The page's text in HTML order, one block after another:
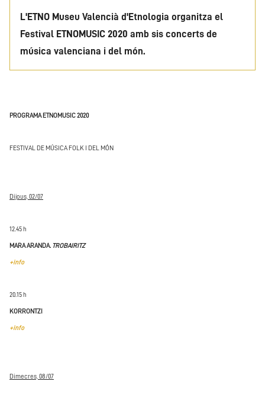
L'ETNO Museu Valencià d'Etnologia organitza el
Festival ETNOMUSIC 2020 amb sis concerts de
música valenciana i del món.
PROGRAMA ETNOMUSIC 2020
FESTIVAL DE MÚSICA FOLK I DEL MÓN
Dijous, 02/07
12.45 h
MARA ARANDA. TROBAIRITZ
+info
20.15 h
KORRONTZI
+info
Dimecres, 08/07